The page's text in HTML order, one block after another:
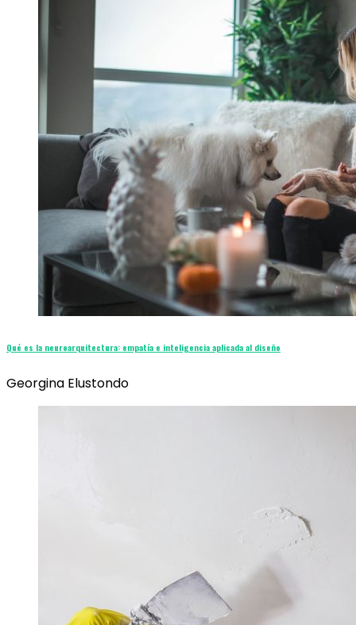
Qué es la neuroarquitectura: empatía e inteligencia aplicada al diseño
Georgina Elustondo